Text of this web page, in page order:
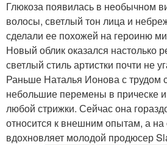
Глюкоза появилась в необычном
волосы, светлый тон лица и
сделали ее похожей на героиню
Новый облик оказался настолько
светлый стиль артистки почти не
Раньше Наталья Ионова с трудом
небольшие перемены в прическе
любой стрижки. Сейчас она
относится к внешним опытам, а
вдохновляет молодой продюсер